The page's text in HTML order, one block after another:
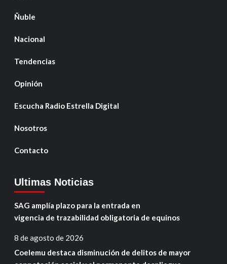
Ñuble
Nacional
Tendencias
Opinión
Escucha Radio Estrella Digital
Nosotros
Contacto
Ultimas Noticias
SAG amplía plazo para la entrada en
vigencia de trazabilidad obligatoria de equinos
8 de agosto de 2026
Coelemu destaca disminución de delitos de mayor